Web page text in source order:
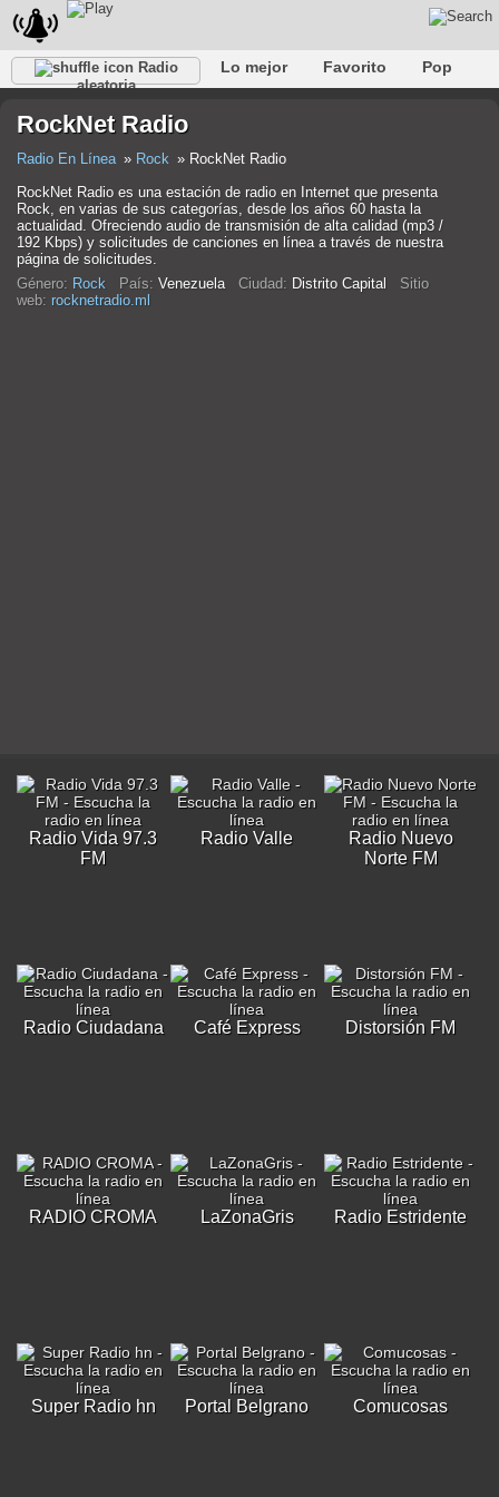
Radio
aleatoria
Lo mejor Favorito
Pop
Rap
Trans Falk
RockNet Radio
Radio En Línea Rock
RockNet Radio
RockNet Radio es una estación de radio en Internet que presenta
Rock, en varias de sus categorías, desde los años 60 hasta la
actualidad. Ofreciendo audio de transmisión de alta calidad (mp3 /
192 Kbps) y solicitudes de canciones en línea a través de nuestra
página de solicitudes.
Género: Rock País: Venezuela Ciudad: Distrito Capital Sitio
web: rocknetradio.ml
Radio Vida 97.3
FM
Radio Valle
Radio Nuevo
Norte FM
Radio Ciudadana Café Express Distorsión FM
RADIO CROMA LaZonaGris Radio Estridente
Super Radio hn Portal Belgrano Comucosas